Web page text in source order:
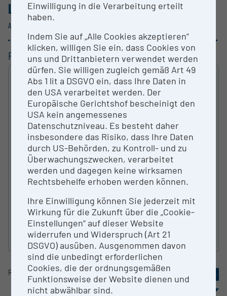
LISTING RESEARCH INFRASTRUCTURES
AUSTRIA
FILTERING
FULL-TEXT SEARCH
R&D - INSTITUTION
TYPE OF RESEARCH INFRA­STRUCTURE
AUSTRIAN FIELDS OF SCIENCES
reset
Result81-100of2928 « 3 4 5
Einwilligung in die Verarbeitung erteilt
haben.
Indem Sie auf „Alle Cookies akzeptieren“
klicken, willigen Sie ein, dass Cookies von
uns und Drittanbietern verwendet werden
dürfen. Sie willigen zugleich gemäß Art 49
Abs 1 lit a DSGVO ein, dass Ihre Daten in
den USA verarbeitet werden. Der
Europäische Gerichtshof bescheinigt den
USA kein angemessenes
Datenschutzniveau. Es besteht daher
insbesondere das Risiko, dass Ihre Daten
durch US-Behörden, zu Kontroll- und zu
Überwachungszwecken, verarbeitet
werden und dagegen keine wirksamen
Rechtsbehelfe erhoben werden können.
Ihre Einwilligung können Sie jederzeit mit
Wirkung für die Zukunft über die „Cookie-
Einstellungen“ auf dieser Website
widerrufen und Widerspruch (Art 21
DSGVO) ausüben. Ausgenommen davon
sind die unbedingt erforderlichen
Cookies, die der ordnungsgemäßen
Funktionsweise der Website dienen und
nicht abwählbar sind.